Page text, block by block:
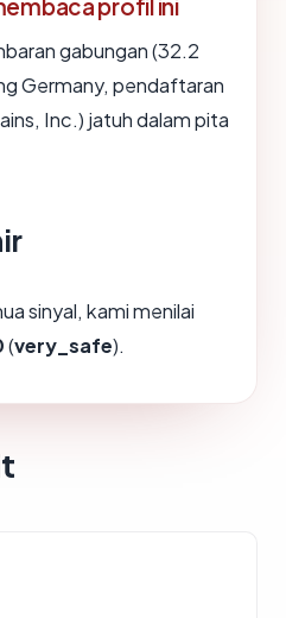
profil ini
gabungan (32.2
Germany, pendaftaran
Inc.) jatuh dalam pita
sinyal, kami menilai
(very_safe).